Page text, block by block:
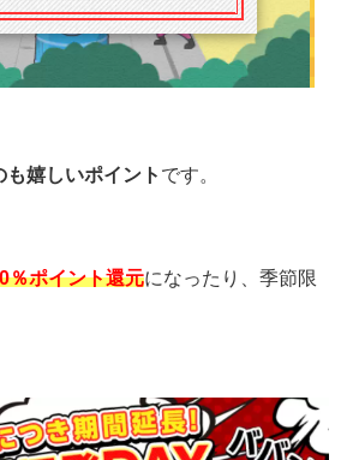
嬉しいポイント です。
％ポイント還元になったり、季節限